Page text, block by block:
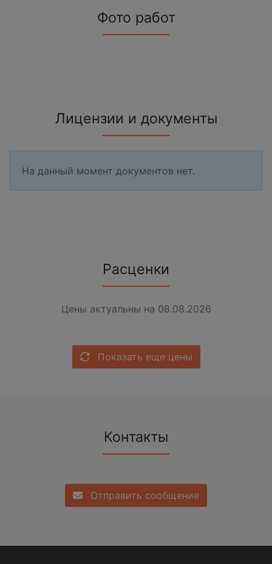
Фото работ
Лицензии и документы
На данный момент документов нет.
Расценки
Цены актуальны на 08.08.2026
Показать еще цены
Контакты
Отправить сообщение